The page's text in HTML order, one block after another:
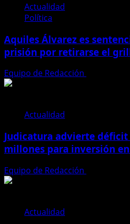
Actualidad
Política
Aquiles Álvarez es
prisión por retirarse el
Equipo de Redacción
Actualidad
Judicatura advierte déficit
millones para inversión
Equipo de Redacción
Actualidad